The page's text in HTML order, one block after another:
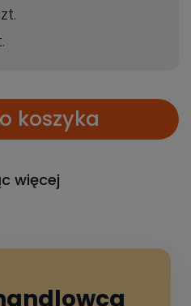
koszyka
więcej